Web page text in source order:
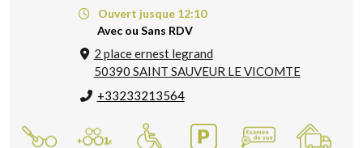
Ouvert jusque 12:10
Avec ou Sans RDV
2 place ernest legrand
50390 SAINT SAUVEUR LE VICOMTE
+33233213564